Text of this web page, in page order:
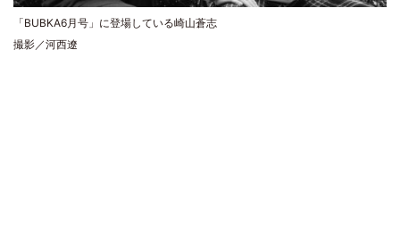
「BUBKA6月号」に登場している崎山蒼志
撮影／河西遼